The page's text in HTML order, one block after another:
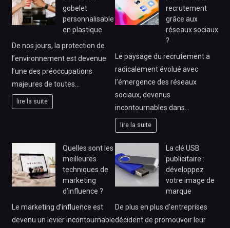
gobelet
personnalisable
en plastique
De nos jours, la protection de
l’environnement est devenue
l’une des préoccupations
majeures de toutes…
lire la suite
recrutement
grâce aux
réseaux sociaux
?
Le paysage du recrutement a
radicalement évolué avec
l’émergence des réseaux
sociaux, devenus
incontournables dans…
lire la suite
Quelles sont les
meilleures
techniques de
marketing
d’influence ?
Le marketing d’influence est
devenu un levier incontournable
La clé USB
publicitaire :
développez
votre image de
marque
De plus en plus d’entreprises
décident de promouvoir leur